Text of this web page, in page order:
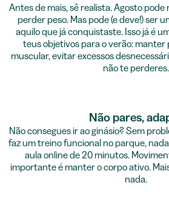
Antes de mais, sê realista. Agosto pode
perder peso. Mas pode (e deve!) ser
aquilo que já conquistaste. Isso já é
teus objetivos para o verão: manter
muscular, evitar excessos
não te perderes.
Não pares,
Não consegues ir ao ginásio? Sem
faz um treino funcional no parque,
aula online de 20 minutos.
importante é manter o corpo ativo.
nada.